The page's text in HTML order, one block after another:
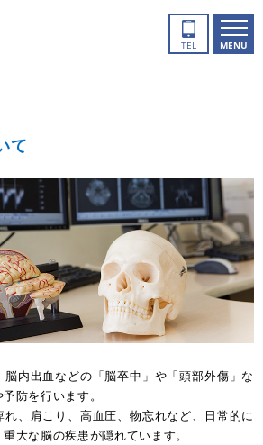
TEL MENU
て
内出血などの「脳卒中」や「頭部外傷」な
防を行います。
、肩こり、高血圧、物忘れなど、日常的に
大な脳の疾患が隠れています。